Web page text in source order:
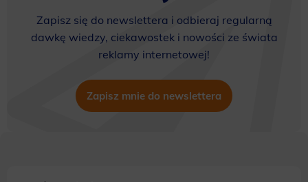
Zapisz się do newslettera i odbieraj regularną
dawkę wiedzy, ciekawostek i nowości ze świata
reklamy internetowej!
Zapisz mnie do newslettera